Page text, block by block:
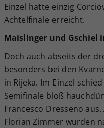
Einzel hatte einzig
Achtelfinale erreicht.
Maislinger und Gschiel
Doch auch abseits der
besonders bei den
in Rijeka. Im Einzel
Semifinale bloß
Francesco Dresseno
Florian Zimmer wurden